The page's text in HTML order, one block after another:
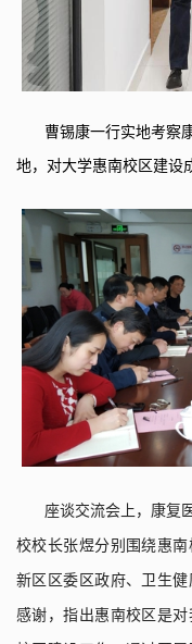
曹锡康一行实地考察
地，对大学惠南校区建设
座谈交流会上，康复
校校长张煜分别围绕惠南
新 区 区委区政府、 卫生
感谢，指出惠南校区是对